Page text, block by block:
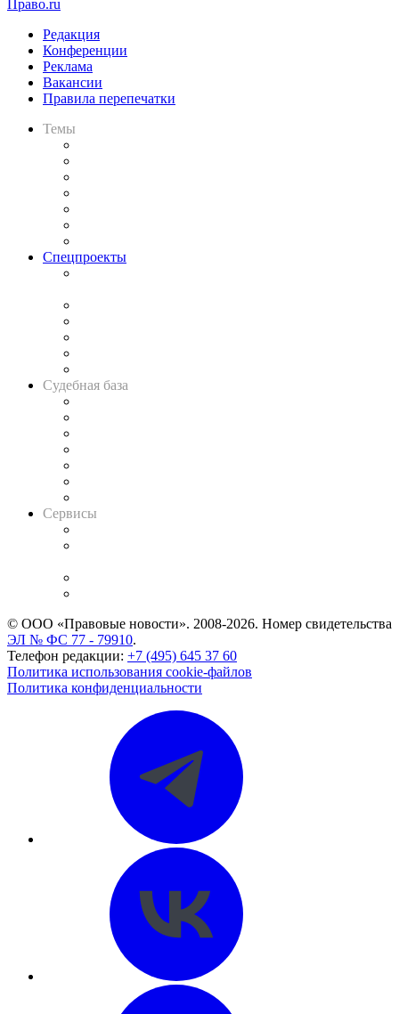
Право.ru
Редакция
Конференции
Реклама
Вакансии
Правила перепечатки
Темы
Спецпроекты
Судебная база
Сервисы
© ООО «Правовые новости». 2008-2026. Номер свидетельства
ЭЛ № ФС 77 - 79910.
Телефон редакции: +7 (495) 645 37 60
Политика использования cookie-файлов
Политика конфиденциальности